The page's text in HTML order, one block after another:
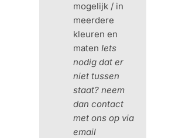
mogelijk / in
meerdere
kleuren en
matenIets
nodig dat er
niet tussen
staat? neem
dan contact
met ons op via
email